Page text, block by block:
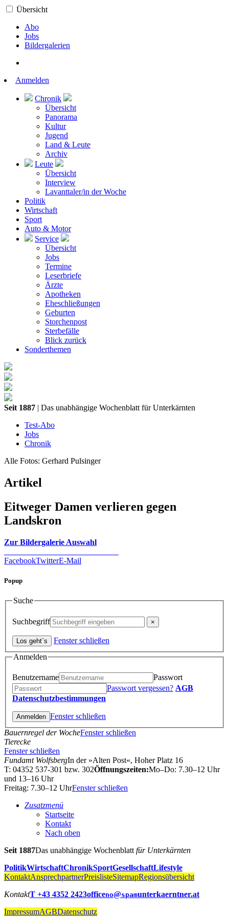
Übersicht
Abo
Jobs
Bildergalerien
Anmelden
Chronik
Übersicht
Panorama
Kultur
Jugend
Land & Leute
Archiv
Leute
Übersicht
Interview
Lavanttaler/in der Woche
Politik
Wirtschaft
Sport
Auto & Motor
Service
Übersicht
Jobs
Termine
Leserbriefe
Ärzte
Apotheken
Eheschließungen
Geburten
Storchenpost
Sterbefälle
Blick zurück
Sonderthemen
Seit 1887 | Das unabhängige Wochenblatt für Unterkärnten
Test-Abo
Jobs
Chronik
Alle Fotos: Gerhard Pulsinger
Artikel
Eitweger Damen verlieren gegen
Landskron
Zur Bildergalerie Auswahl
FacebookTwitterE-Mail
Popup
Suche
Suchbegriff
Fenster schließen
Anmelden
Benutzername
Passwort
Passwort vergessen? AGB
Datenschutzbestimmungen
Fenster schließen
Bauernregel der WocheFenster schließen
Tierecke
Fenster schließen
Fundamt WolfsbergIn der »Alten Post«, Hoher Platz 16
T: 04352 537-301 bzw. 302Öffnungszeiten:Mo–Do: 7.30–12 Uhr
und 13–16 Uhr
Freitag: 7.30–12 UhrFenster schließen
Zusatzmenü
Startseite
Kontakt
Nach oben
Seit 1887Das unabhängige Wochenblatt für Unterkärnten
PolitikWirtschaftChronikSportGesellschaftLifestyle
KontaktAnsprechpartnerPreislisteSitemapRegionsübersicht
KontaktT +43 4352 2423officeno@spamunterkaerntner.at
ImpressumAGBDatenschutz